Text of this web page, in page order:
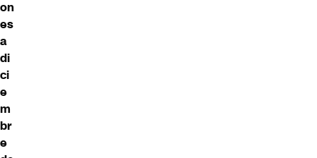
on
es
a
di
ci
e
m
br
e